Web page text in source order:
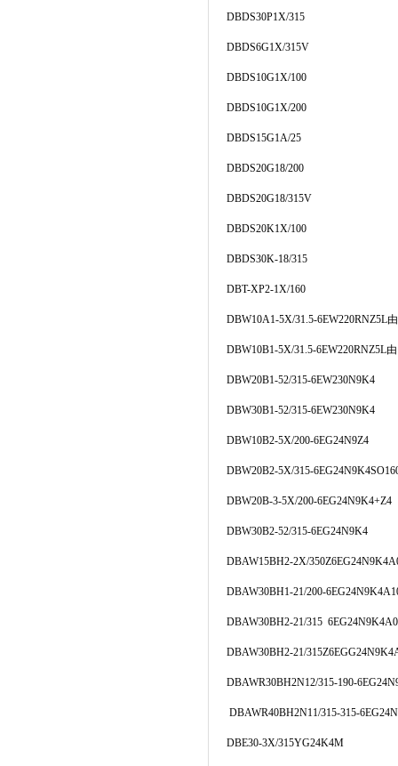
DBDS30P1X/315
DBDS6G1X/315V
DBDS10G1X/100
DBDS10G1X/200
DBDS15G1A/25
DBDS20G18/200
DBDS20G18/315V
DBDS20K1X/100
DBDS30K-18/315
DBT-XP2-1X/160
DBW10A1-5X/31.5-6EW220RNZ5L
DBW10B1-5X/31.5-6EW220RNZ5L
DBW20B1-52/315-6EW230N9K4
DBW30B1-52/315-6EW230N9K4
DBW10B2-5X/200-6EG24N9Z4
DBW20B2-5X/315-
DBW20B-3-5X/200-6EG24N9K4+Z4
DBW30B2-52/315-6EG24N9K4
DBAW15BH2-2X/
DBAW30BH1-21/200-
DBAW30BH2-21/315
DBAW30BH2-21/
DBAWR30BH2N12/315-190-
DBAWR40BH2N11/315-315-
DBE30-3X/315YG24K4M